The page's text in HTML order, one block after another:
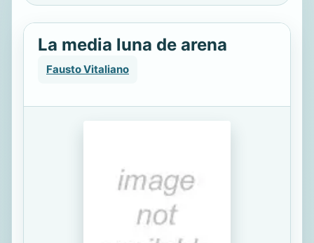
La media luna de arena
Fausto Vitaliano